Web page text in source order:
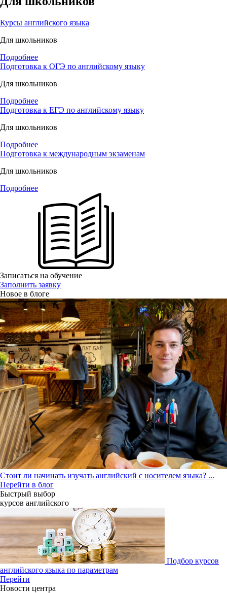
Курсы английского языка
Для школьников
Подробнее
Подготовка к ОГЭ по английскому языку
Для школьников
Подробнее
Подготовка к ЕГЭ по английскому языку
Для школьников
Подробнее
Подготовка к международным экзаменам
Для школьников
Подробнее
Записаться на обучение
Заполнить заявку
Новое в блоге
Стоит ли начинать изучать английский с носителем языка? ...
Перейти в блог
Быстрый выбор
курсов английcкого
Подбор курсов
английского языка по параметрам
Перейти
Новости центра